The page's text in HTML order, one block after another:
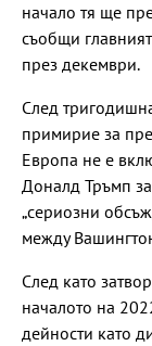
начало тя ще
съобщи
през декември.
След
примирие за
Европа не е
Доналд Тръмп
„сериозни
между
След като
началото на
дейности като